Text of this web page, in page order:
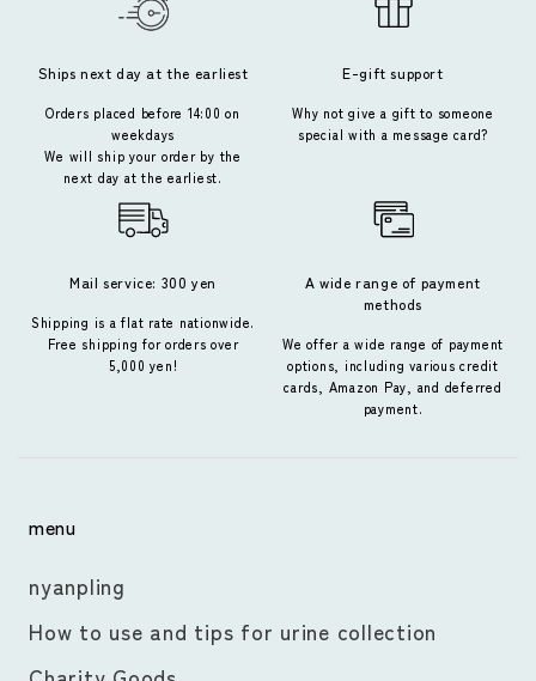
Ships next day at the earliest
Orders placed before 14:00 on
weekdays
We will ship your order by the
next day at the earliest.
E-gift support
Why not give a gift to someone
special with a message card?
Mail service: 300 yen
Shipping is a flat rate nationwide.
Free shipping for orders over
5,000 yen!
A wide range of payment
methods
We offer a wide range of payment
options, including various credit
cards, Amazon Pay, and deferred
payment.
menu
nyanpling
How to use and tips for urine collection